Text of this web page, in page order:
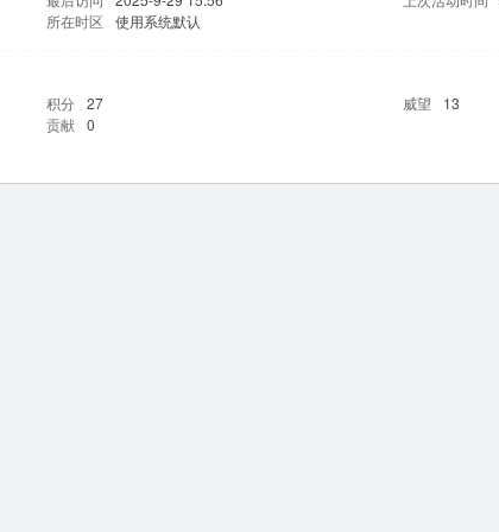
所在时区 使用系统默认
积分 27 威望
13
贡献 0